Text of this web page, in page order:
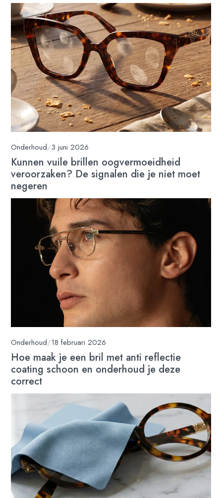
Onderhoud/3 juni 2026
Kunnen vuile brillen oogvermoeidheid
veroorzaken? De signalen die je niet moet
negeren
Onderhoud/18 februari 2026
Hoe maak je een bril met anti reflectie
coating schoon en onderhoud je deze
correct